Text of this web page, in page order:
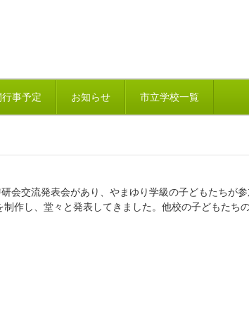
事予定 お知らせ 市立学校一覧
会交流発表会があり、やまゆり学級の子どもたちが
作し、堂々と発表してきました。他校の子どもた